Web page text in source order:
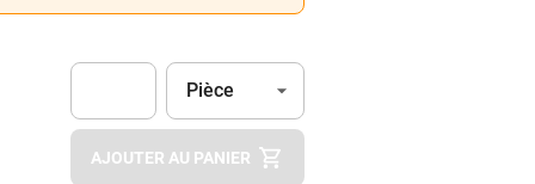
Apok.Product.Detail.AddToCart.Quantity
Unité
Pièce
AJOUTER AU PANIER